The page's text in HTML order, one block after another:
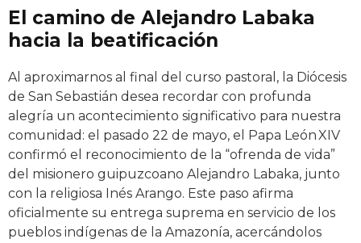
El camino de Alejandro Labaka
hacia la beatificación
Al aproximarnos al final del curso pastoral, la Diócesis
de San Sebastián desea recordar con profunda
alegría un acontecimiento significativo para nuestra
comunidad: el pasado 22 de mayo, el Papa León XIV
confirmó el reconocimiento de la “ofrenda de vida”
del misionero guipuzcoano Alejandro Labaka, junto
con la religiosa Inés Arango. Este paso afirma
oficialmente su entrega suprema en servicio de los
pueblos indígenas de la Amazonía, acercándolos